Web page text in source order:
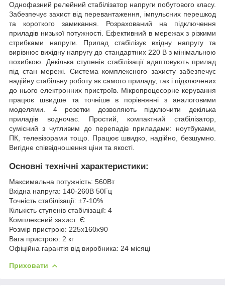
Однофазний релейний стабілізатор напруги побутового класу.
Забезпечує захист від перевантаження, імпульсних перешкод
та короткого замикання. Розрахований на підключення
приладів низької потужності. Ефективний в мережах з різкими
стрибками напруги. Прилад стабілізує вхідну напругу та
вирівнює вихідну напругу до стандартних 220 В з мінімальною
похибкою. Декілька ступенів стабілізації адаптовують прилад
під стан мережі. Система комплексного захисту забезпечує
надійну стабільну роботу як самого приладу, так і підключених
до нього електронних пристроїв. Мікропроцесорне керування
працює швидше та точніше в порівнянні з аналоговими
моделями. 4 розетки дозволяють підключити декілька
приладів водночас. Простий, компактний стабілізатор,
сумісний з чутливим до перепадів приладами: ноутбуками,
ПК, телевізорами тощо. Працює швидко, надійно, безшумно.
Вигідне співвідношення ціни та якості.
Основні технічні характеристики:
Максимальна потужність: 560Вт
Вхідна напруга: 140-260В 50Гц
Точність стабілізації: ±7-10%
Кількість ступенів стабілізації: 4
Комплексний захист: Є
Розмір пристрою: 225х160х90
Вага пристрою: 2 кг
Офіційна гарантія від виробника: 24 місяці
Приховати